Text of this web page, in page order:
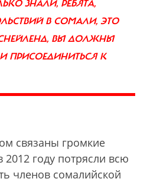
ЗНАЛИ, РЕБЯТА,
В СОМАЛИ, ЭТО
ВЫ ДОЛЖНЫ
ПРИСОЕДИНИТЬСЯ К
связаны громкие
году потрясли всю
членов сомалийской